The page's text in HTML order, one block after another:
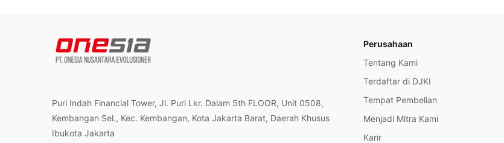
Puri Indah Financial Tower, Jl. Puri Lkr. Dalam 5th FLOOR, Unit 0508,
Kembangan Sel., Kec. Kembangan, Kota Jakarta Barat, Daerah Khusus
Ibukota Jakarta
Perusahaan
Tentang Kami
Terdaftar di DJKI
Tempat Pembelian
Menjadi Mitra Kami
Karir